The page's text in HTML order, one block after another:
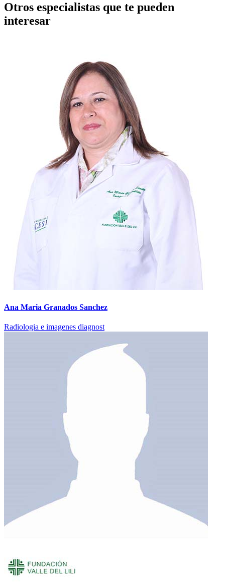
Otros especialistas que te pueden
interesar
Ana Maria Granados Sanchez
Radiologia e imagenes diagnost